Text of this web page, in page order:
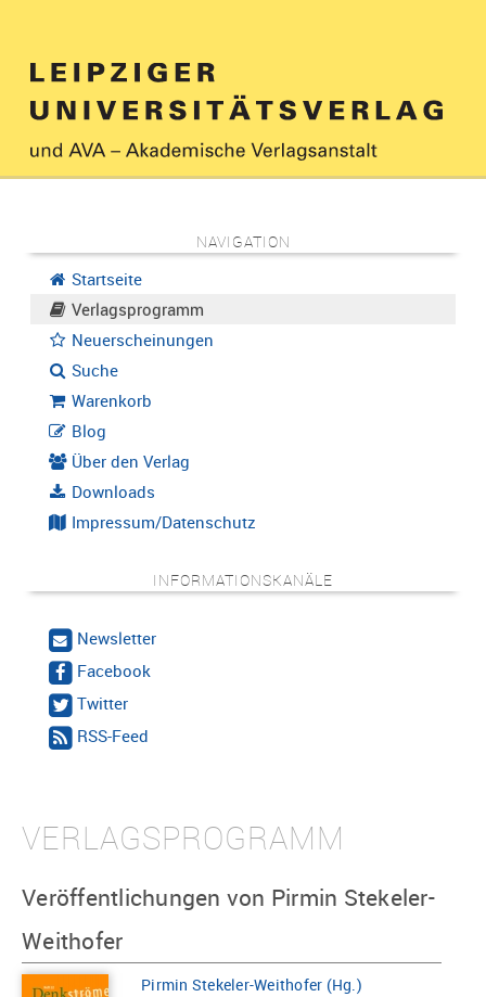
NAVIGATION
Startseite
Verlagsprogramm
Neuerscheinungen
Suche
Warenkorb
Blog
Über den Verlag
Downloads
Impressum/Datenschutz
INFORMATIONSKANÄLE
Newsletter
Facebook
Twitter
RSS-Feed
VERLAGSPROGRAMM
Veröffentlichungen von Pirmin Stekeler-
Weithofer
Pirmin Stekeler-Weithofer (Hg.)